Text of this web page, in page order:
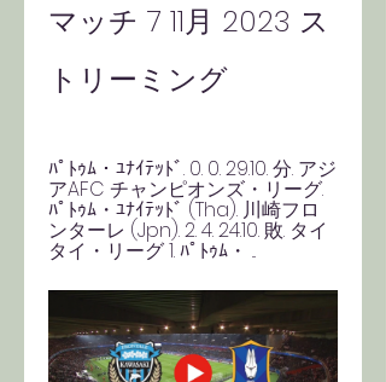
マッチ 7 11月 2023 ス
トリーミング
ﾊﾟﾄｩﾑ・ﾕﾅｲﾃｯﾄﾞ. 0. 0. 29.10. 分. アジ
アAFC チャンピオンズ・リーグ.
ﾊﾟﾄｩﾑ・ﾕﾅｲﾃｯﾄﾞ (Tha). 川崎フロ
ンターレ (Jpn). 2. 4. 24.10. 敗. タイ
タイ・リーグ 1. ﾊﾟﾄｩﾑ・ ...